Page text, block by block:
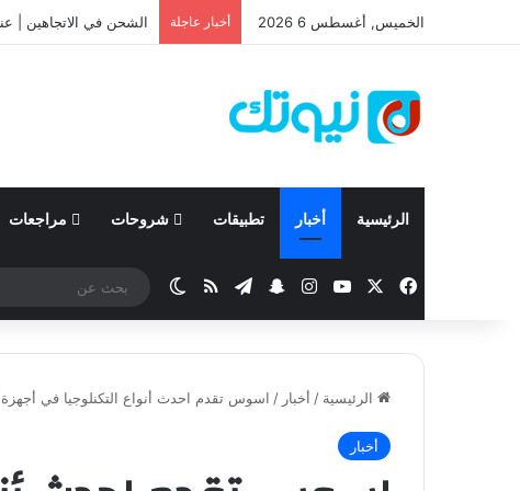
الخميس, أغسطس 6 2026 أخبار عاجلة نيسان تعلن نتائجها المالية للربع الأول
الرئيسية أخبار تطبيقات شروحات مراجعات
فيسبوك ‫YouTubeانستقرامسناب تشات
تيلقرامملخص الموقع RSS
الوضع المظلم
الرئيسية / أخبار / اسوس تقدم احدث أنواع التكنلوجيا في
أخبار